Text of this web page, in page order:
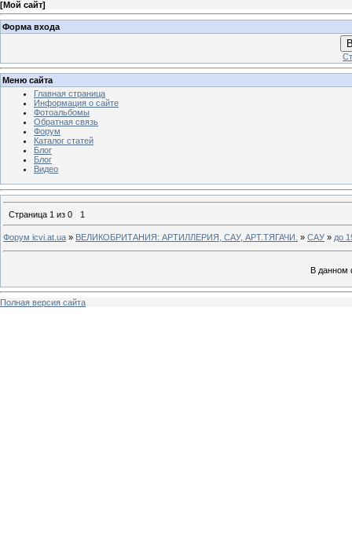
[Мой сайт]
Форма входа
Меню сайта
Главная страница
Информация о сайте
Фотоальбомы
Обратная связь
Форум
Каталог статей
Блог
Блог
Видео
Страница 1 из 0 1
Форум icvi.at.ua » ВЕЛИКОБРИТАНИЯ: АРТИЛЛЕРИЯ, САУ, АРТ.ТЯГАЧИ. » САУ » до
В данном
Полная версия сайта